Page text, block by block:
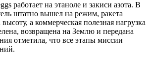
работает на этаноле и закиси азота. В
штатно вышел на режим, ракета
а коммерческая полезная нагрузка
возвращена на Землю и передана
отметила, что все этапы миссии